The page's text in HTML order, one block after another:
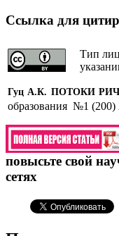
Ссылка для
Тип
Гуц А.К. ПОТОКИ
образования №1 (200)
повысьте свой
сетях